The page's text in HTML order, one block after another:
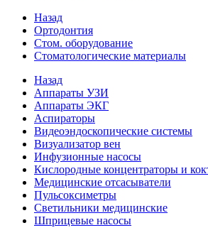
Назад
Ортодонтия
Стом. оборудование
Стоматологические материалы
Назад
Аппараты УЗИ
Аппараты ЭКГ
Аспираторы
Видеоэндоскопические системы
Визуализатор вен
Инфузионные насосы
Кислородные концентраторы и
Медицинские отсасыватели
Пульсоксиметры
Светильники медицинские
Шприцевые насосы